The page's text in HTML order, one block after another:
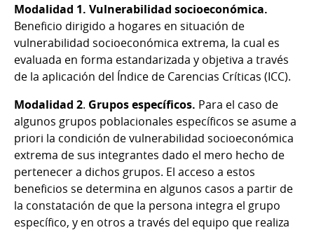
Modalidad 1. Vulnerabilidad socioeconómica.
Beneficio dirigido a hogares en situación de
vulnerabilidad socioeconómica extrema, la cual es
evaluada en forma estandarizada y objetiva a través
de la aplicación del Índice de Carencias Críticas (ICC).
Modalidad 2. Grupos específicos. Para el caso de
algunos grupos poblacionales específicos se asume a
priori la condición de vulnerabilidad socioeconómica
extrema de sus integrantes dado el mero hecho de
pertenecer a dichos grupos. El acceso a estos
beneficios se determina en algunos casos a partir de
la constatación de que la persona integra el grupo
específico, y en otros a través del equipo que realiza